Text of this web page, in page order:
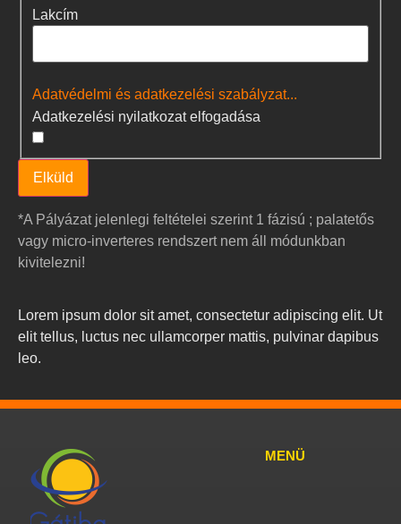
Lakcím
Adatvédelmi és adatkezelési szabályzat...
Adatkezelési nyilatkozat elfogadása
*A Pályázat jelenlegi feltételei szerint 1 fázisú ; palatetős
vagy micro-inverteres rendszert nem áll módunkban
kivitelezni!
Lorem ipsum dolor sit amet, consectetur adipiscing elit. Ut
elit tellus, luctus nec ullamcorper mattis, pulvinar dapibus
leo.
MENÜ